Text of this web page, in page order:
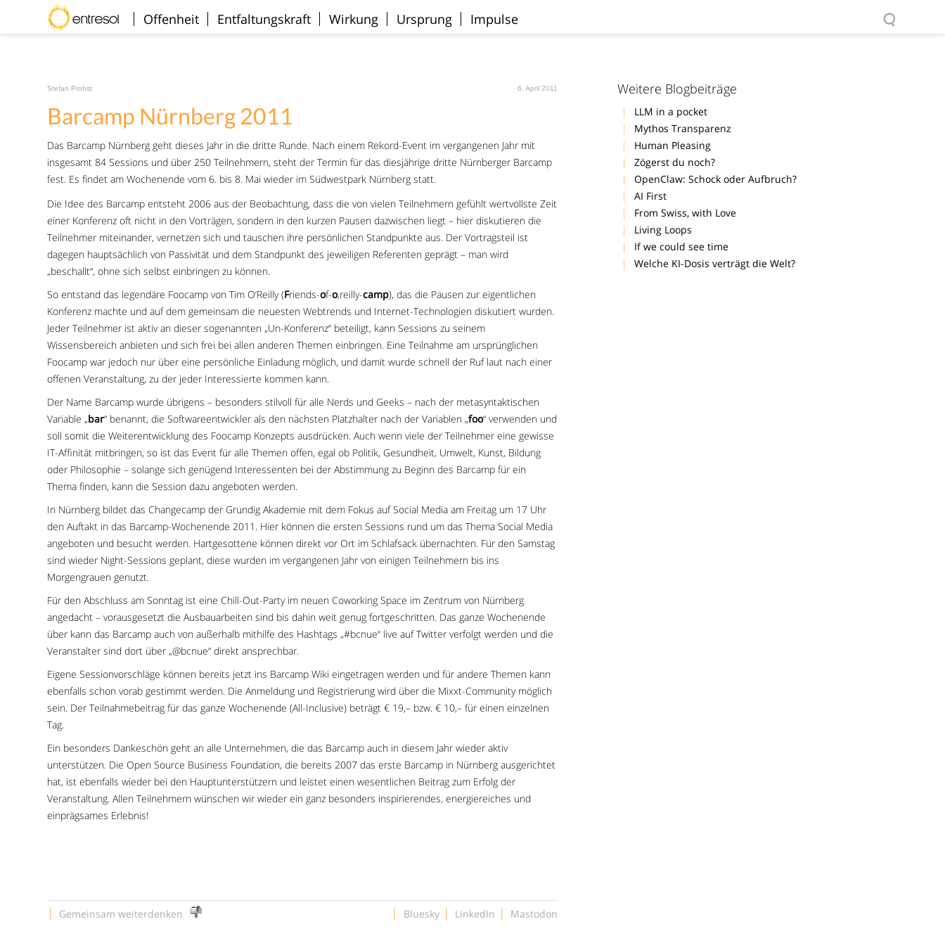
Willkommen
Offenheit Entfaltungskraft Wirkung Ursprung Impulse
Stefan Probst 6. April 2011
Barcamp Nürnberg 2011
Das Barcamp Nürnberg geht dieses Jahr in die dritte Runde. Nach einem Rekord-Event im vergangenen Jahr mit
insgesamt 84 Sessions und über 250 Teilnehmern, steht der Termin für das diesjährige dritte Nürnberger Barcamp
fest. Es findet am Wochenende vom 6. bis 8. Mai wieder im Südwestpark Nürnberg statt.
Die Idee des Barcamp entsteht 2006 aus der Beobachtung, dass die von vielen Teilnehmern gefühlt wertvollste Zeit
einer Konferenz oft nicht in den Vorträgen, sondern in den kurzen Pausen dazwischen liegt – hier diskutieren die
Teilnehmer miteinander, vernetzen sich und tauschen ihre persönlichen Standpunkte aus. Der Vortragsteil ist
dagegen hauptsächlich von Passivität und dem Standpunkt des jeweiligen Referenten geprägt – man wird
„beschallt“, ohne sich selbst einbringen zu können.
So entstand das legendäre Foocamp von Tim O’Reilly (Friends-of-o‚reilly-camp), das die Pausen zur eigentlichen
Konferenz machte und auf dem gemeinsam die neuesten Webtrends und Internet-Technologien diskutiert wurden.
Jeder Teilnehmer ist aktiv an dieser sogenannten „Un-Konferenz“ beteiligt, kann Sessions zu seinem
Wissensbereich anbieten und sich frei bei allen anderen Themen einbringen. Eine Teilnahme am ursprünglichen
Foocamp war jedoch nur über eine persönliche Einladung möglich, und damit wurde schnell der Ruf laut nach einer
offenen Veranstaltung, zu der jeder Interessierte kommen kann.
Der Name Barcamp wurde übrigens – besonders stilvoll für alle Nerds und Geeks – nach der metasyntaktischen
Variable „bar“ benannt, die Softwareentwickler als den nächsten Platzhalter nach der Variablen „foo“ verwenden und
soll somit die Weiterentwicklung des Foocamp Konzepts ausdrücken. Auch wenn viele der Teilnehmer eine gewisse
IT-Affinität mitbringen, so ist das Event für alle Themen offen, egal ob Politik, Gesundheit, Umwelt, Kunst, Bildung
oder Philosophie – solange sich genügend Interessenten bei der Abstimmung zu Beginn des Barcamp für ein
Thema finden, kann die Session dazu angeboten werden.
In Nürnberg bildet das Changecamp der Grundig Akademie mit dem Fokus auf Social Media am Freitag um 17 Uhr
den Auftakt in das Barcamp-Wochenende 2011. Hier können die ersten Sessions rund um das Thema Social Media
angeboten und besucht werden. Hartgesottene können direkt vor Ort im Schlafsack übernachten. Für den Samstag
sind wieder Night-Sessions geplant, diese wurden im vergangenen Jahr von einigen Teilnehmern bis ins
Morgengrauen genutzt.
Für den Abschluss am Sonntag ist eine Chill-Out-Party im neuen Coworking Space im Zentrum von Nürnberg
angedacht – vorausgesetzt die Ausbauarbeiten sind bis dahin weit genug fortgeschritten. Das ganze Wochenende
über kann das Barcamp auch von außerhalb mithilfe des Hashtags „#bcnue“ live auf Twitter verfolgt werden und die
Veranstalter sind dort über „@bcnue“ direkt ansprechbar.
Eigene Sessionvorschläge können bereits jetzt ins Barcamp Wiki eingetragen werden und für andere Themen kann
ebenfalls schon vorab gestimmt werden. Die Anmeldung und Registrierung wird über die Mixxt-Community möglich
sein. Der Teilnahmebeitrag für das ganze Wochenende (All-Inclusive) beträgt € 19,– bzw. € 10,– für einen einzelnen
Tag.
Ein besonders Dankeschön geht an alle Unternehmen, die das Barcamp auch in diesem Jahr wieder aktiv
unterstützen. Die Open Source Business Foundation, die bereits 2007 das erste Barcamp in Nürnberg ausgerichtet
hat, ist ebenfalls wieder bei den Hauptunterstützern und leistet einen wesentlichen Beitrag zum Erfolg der
Veranstaltung. Allen Teilnehmern wünschen wir wieder ein ganz besonders inspirierendes, energiereiches und
einprägsames Erlebnis!
| Gemeinsam weiterdenken | Bluesky | LinkedIn | Mastodon
Weitere Blogbeiträge
LLM in a pocket
Mythos Transparenz
Human Pleasing
Zögerst du noch?
OpenClaw: Schock oder Aufbruch?
AI First
From Swiss, with Love
Living Loops
If we could see time
Welche KI-Dosis verträgt die Welt?